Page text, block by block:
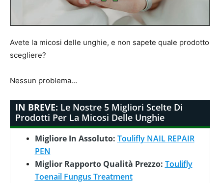
Avete la micosi delle unghie, e non sapete quale prodotto
scegliere?
Nessun problema…
IN BREVE: Le Nostre 5 Migliori Scelte Di
Prodotti Per La Micosi Delle Unghie
Migliore In Assoluto: Toulifly NAIL REPAIR
PEN
Miglior Rapporto Qualità Prezzo: Toulifly
Toenail Fungus Treatment